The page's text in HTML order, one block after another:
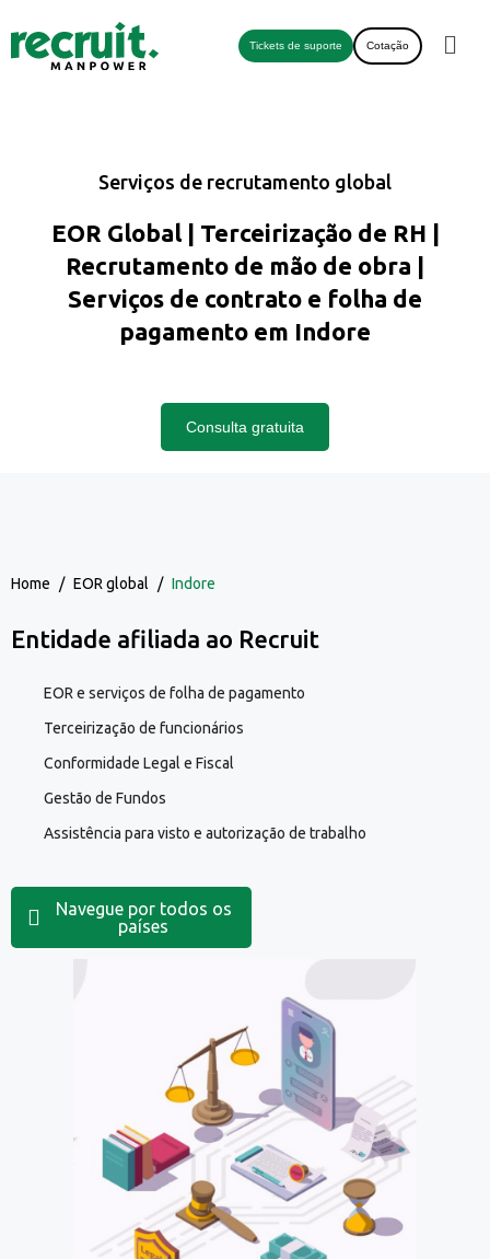
Tickets de suporte Cotação
Serviços de recrutamento global
EOR Global | Terceirização de RH |
Recrutamento de mão de obra |
Serviços de contrato e folha de
pagamento em Indore
Consulta gratuita
Home / EOR global / Indore
Entidade afiliada ao Recruit
EOR e serviços de folha de pagamento
Terceirização de funcionários
Conformidade Legal e Fiscal
Gestão de Fundos
Assistência para visto e autorização de trabalho
Navegue por todos os
países